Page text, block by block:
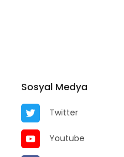
Sosyal Medya
Twitter
Youtube